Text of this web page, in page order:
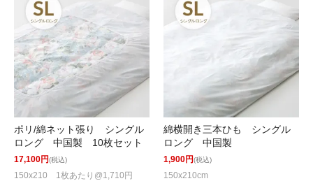
ポリ/綿ネット張り シングル
ロング 中国製 10枚セット
17,100円(税込)
150x210 1枚あたり@1,710円
綿横開き三本ひも シングル
ロング 中国製
1,900円(税込)
150x210cm